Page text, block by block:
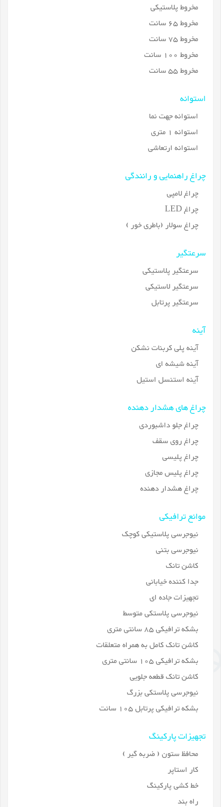
مخروط پلاستیکی
مخروط 65 سانت
مخروط 75 سانت
مخروط 100 سانت
مخروط 55 سانت
استوانه
استوانه جهت نما
استوانه 1 متری
استوانه ارتعاشی
چراغ راهنمایی و رانندگی
چراغ لامپی
چراغ LED
چراغ سولار (باطری خور )
سرعتگیر
سرعتگیر پلاستیکی
سرعتگیر لاستیکی
سرعتگیر پرتابل
آینه
آینه پلی کربنات نشکن
آینه شیشه ای
آینه استنسل استیل
چراغ های هشدار دهنده
چراغ جلو داشبوردی
چراغ روی سقف
چراغ پلیسی
چراغ پلیس مجازی
چراغ هشدار دهنده
موانع ترافیکی
نیوجرسی پلاستیکی کوچک
نیوجرسی بتنی
کاشن تانک
جدا کننده خیابانی
تجهیزات جاده ای
نیوجرسی پلاستکی متوسط
بشکه ترافیکی 85 سانتی متری
کاشن تانک کامل به همراه متعلقات
بشکه ترافیکی 105 سانتی متری
کاشن تانک قطعه جلویی
نیوجرسی پلاستکی بزرگ
بشکه ترافیکی پرتابل 105 سانت
تجهیزات پارکینگ
محافظ ستون ( ضربه گیر )
کار استاپر
خط کشی پارکینگ
راه بند